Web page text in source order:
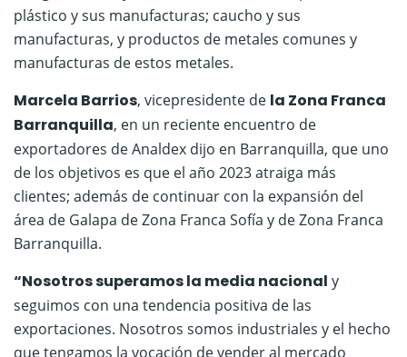
plástico y sus manufacturas; caucho y sus
manufacturas, y productos de metales comunes y
manufacturas de estos metales.
Marcela Barrios, vicepresidente de la Zona Franca
Barranquilla, en un reciente encuentro de
exportadores de Analdex dijo en Barranquilla, que uno
de los objetivos es que el año 2023 atraiga más
clientes; además de continuar con la expansión del
área de Galapa de Zona Franca Sofía y de Zona Franca
Barranquilla.
“Nosotros superamos la media nacional y
seguimos con una tendencia positiva de las
exportaciones. Nosotros somos industriales y el hecho
que tengamos la vocación de vender al mercado